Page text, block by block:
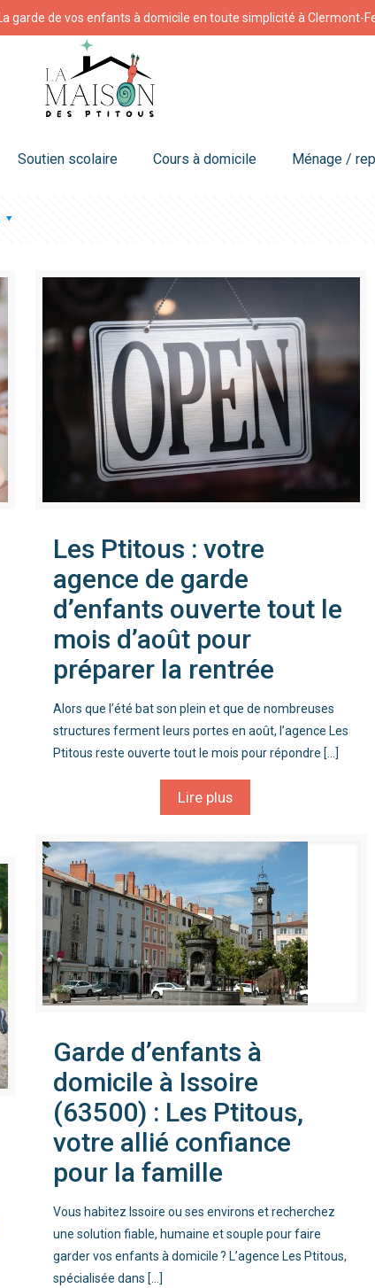
La garde de vos enfants à domicile en toute simplicité à Clermont-
Soutien scolaire Cours à domicile Ménage /
Les Ptitous : votre
agence de garde
d’enfants ouverte tout le
mois d’août pour
préparer la rentrée
Alors que l’été bat son plein et que de nombreuses
structures ferment leurs portes en août, l’agence Les
Ptitous reste ouverte tout le mois pour répondre […]
Lire plus
Garde d’enfants à
domicile à Issoire
(63500) : Les Ptitous,
votre allié confiance
pour la famille
Vous habitez Issoire ou ses environs et recherchez
une solution fiable, humaine et souple pour faire
garder vos enfants à domicile ? L’agence Les Ptitous,
spécialisée dans […]